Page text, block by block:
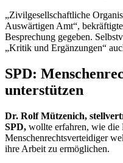
„Zivilgesellschaftliche
Auswärtigen Amt“,
Besprechung gegeben.
„Kritik und Ergänzungen“
SPD:
unterstützen
Dr. Rolf Mützenich,
SPD, wollte erfahren, wie die
Menschenrechtsverteidiger
ihre Arbeit zu ermöglichen.